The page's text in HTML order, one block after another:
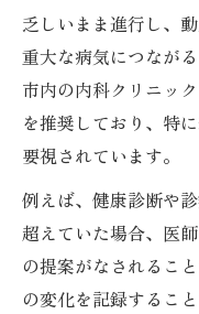
乏しいまま進行し、
重大な病気につなが
市内の内科クリニッ
を推奨しており、特
要視されています。
例えば、健康診断や
超えていた場合、医
の提案がなされるこ
の変化を記録するこ